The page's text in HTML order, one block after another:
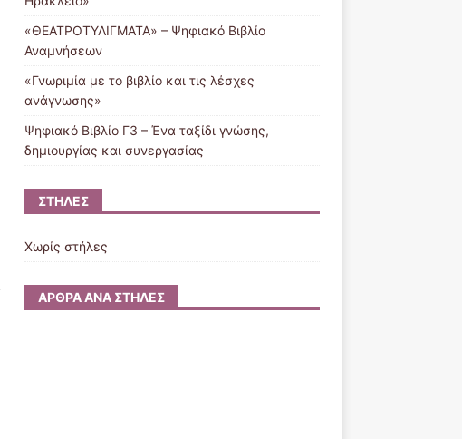
«ΘΕΑΤΡΟΤΥΛΙΓΜΑΤΑ» – Ψηφιακό Βιβλίο
Αναμνήσεων
«Γνωριμία με το βιβλίο και τις λέσχες
ανάγνωσης»
Ψηφιακό Βιβλίο Γ3 – Ένα ταξίδι γνώσης,
δημιουργίας και συνεργασίας
ΣΤΉΛΕΣ
Χωρίς στήλες
ΆΡΘΡΑ ΑΝΆ ΣΤΉΛΕΣ